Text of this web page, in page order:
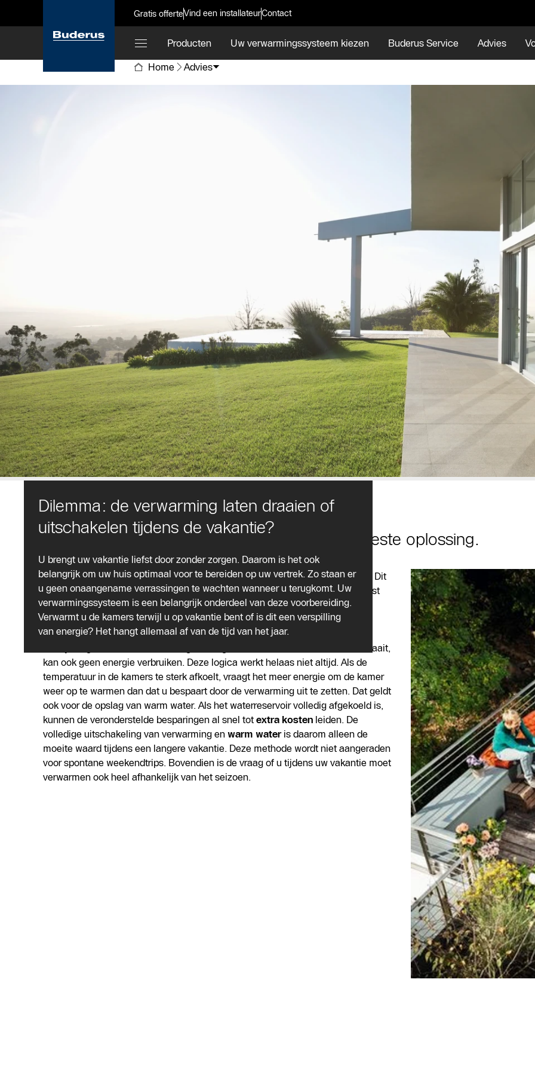
Gratis offerteVind een installateurContact
Producten Uw verwarmingssysteem kiezen Buderus Service Advies
Home
Advies
Dilemma: de verwarming laten draaien of
uitschakelen tijdens de vakantie?
U brengt uw vakantie liefst door zonder zorgen. Daarom is het ook
belangrijk om uw huis optimaal voor te bereiden op uw vertrek. Zo staan er
u geen onaangename verrassingen te wachten wanneer u terugkomt. Uw
verwarmingssysteem is een belangrijk onderdeel van deze voorbereiding.
Verwarmt u de kamers terwijl u op vakantie bent of is dit een verspilling
van energie? Het hangt allemaal af van de tijd van het jaar.
Uw verwarming uitschakelen is niet altijd de beste oplossing.
Als u op vakantie gaat, wilt u liefstgeen energie verbruikenin uw eigen huis. Dit
kost niet alleen geld, het is ook slecht voor hetmilieu. Uw huis verwarmen kost
energie, dus u kunt zich afvragen of u de temperatuur van het
verwarmingssysteem
tijdens de vakantie moet aanpassen.
Het lijkt logisch om de verwarming volledig uit te schakelen. Want wat niet draait,
kan ook geen energie verbruiken. Deze logica werkt helaas niet altijd. Als de
temperatuur in de kamers te sterk afkoelt, vraagt het meer energie om de kamer
weer op te warmen dan dat u bespaart door de verwarming uit te zetten. Dat geldt
ook voor de opslag van warm water. Als het waterreservoir volledig afgekoeld is,
kunnen de veronderstelde besparingen al snel totextra kosten leiden. De
volledige uitschakeling van verwarming enwarm wateris daarom alleen de
moeite waard tijdens een langere vakantie. Deze methode wordt niet aangeraden
voor spontane weekendtrips. Bovendien is de vraag of u tijdens uw vakantie moet
verwarmen ook heel afhankelijk van het seizoen.